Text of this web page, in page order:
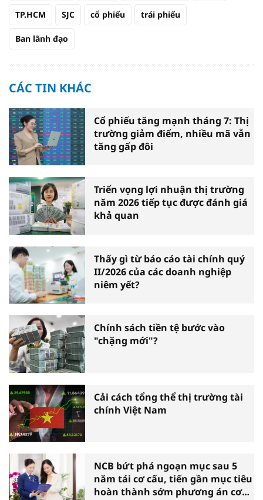
TP.HCM SJC cổ phiếu trái phiếu
Ban lãnh đạo
CÁC TIN KHÁC
Cổ phiếu tăng mạnh tháng 7: Thị
trường giảm điểm, nhiều mã vẫn
tăng gấp đôi
Triển vọng lợi nhuận thị trường
năm 2026 tiếp tục được đánh giá
khả quan
Thấy gì từ báo cáo tài chính quý
II/2026 của các doanh nghiệp
niêm yết?
Chính sách tiền tệ bước vào
"chặng mới"?
Cải cách tổng thể thị trường tài
chính Việt Nam
NCB bứt phá ngoạn mục sau 5
năm tái cơ cấu, tiến gần mục tiêu
hoàn thành sớm phương án cơ